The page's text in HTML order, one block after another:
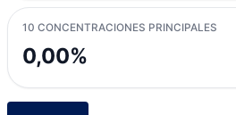
10 CONCENTRACIONES PRINCIPALES
0,00%